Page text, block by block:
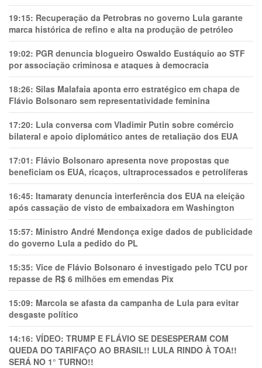
19:15: Recuperação da Petrobras no governo Lula garante
marca histórica de refino e alta na produção de petróleo
19:02: PGR denuncia blogueiro Oswaldo Eustáquio ao STF
por associação criminosa e ataques à democracia
18:26: Silas Malafaia aponta erro estratégico em chapa de
Flávio Bolsonaro sem representatividade feminina
17:20: Lula conversa com Vladimir Putin sobre comércio
bilateral e apoio diplomático antes de retaliação dos EUA
17:01: Flávio Bolsonaro apresenta nove propostas que
beneficiam os EUA, ricaços, ultraprocessados e petrolíferas
16:45: Itamaraty denuncia interferência dos EUA na eleição
após cassação de visto de embaixadora em Washington
15:57: Ministro André Mendonça exige dados de publicidade
do governo Lula a pedido do PL
15:35: Vice de Flávio Bolsonaro é investigado pelo TCU por
repasse de R$ 6 milhões em emendas Pix
15:09: Marcola se afasta da campanha de Lula para evitar
desgaste político
14:16: VÍDEO: TRUMP E FLÁVIO SE DESESPERAM COM
QUEDA DO TARIFAÇO AO BRASIL!! LULA RINDO À TOA!!
SERÁ NO 1° TURNO!!